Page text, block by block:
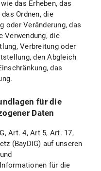
Einwilligungserklärung
einer Aufsichtsbehörde
der Rechte
Datenverarbeitungen
das Erheben, das
Ordnen, die
oder Veränderung, das
Verwendung, die
Verbreitung oder
den Abgleich
das
für die
Daten
Art. 4, Art 5, Art. 17,
(BayDiG) auf unseren
für die